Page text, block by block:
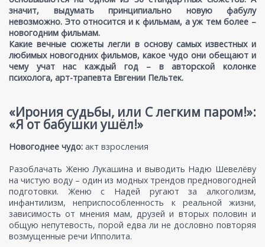
значит, выдумать принципиально новую фабулу
невозможно. Это относится и к фильмам, а уж тем более –
новогодним фильмам.
Какие вечные сюжеты легли в основу самых известных и
любимых новогодних фильмов, какое чудо они обещают и
чему учат нас каждый год – в авторской колонке
психолога, арт-трапевта Евгении Пельтек.
«Ирония судьбы, или С легким паром!»:
«Я от бабушки ушёл!»
Новогоднее чудо: акт взросления
Разоблачать Женю Лукашина и выводить Надю Шевелёву
на чистую воду – один из модных трендов предновогодней
подготовки. Женю с Надей ругают за алкоголизм,
инфантилизм, неприспособленность к реальной жизни,
зависимость от мнения мам, друзей и вторых половин и
общую непутевость, порой едва ли не дословно повторяя
возмущенные речи Ипполита.